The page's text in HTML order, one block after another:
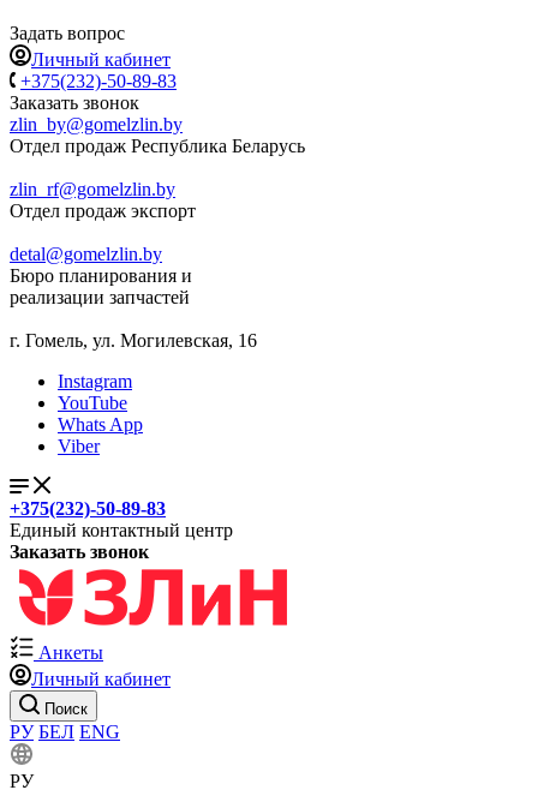
Задать вопрос
Личный кабинет
+375(232)-50-89-83
Заказать звонок
zlin_by@gomelzlin.by
Отдел продаж Республика Беларусь
zlin_rf@gomelzlin.by
Отдел продаж экспорт
detal@gomelzlin.by
Бюро планирования и
реализации запчастей
г. Гомель, ул. Могилевская, 16
Instagram
YouTube
Whats App
Viber
+375(232)-50-89-83
Единый контактный центр
Заказать звонок
Анкеты
Личный кабинет
Поиск
РУ БЕЛ ENG
РУ